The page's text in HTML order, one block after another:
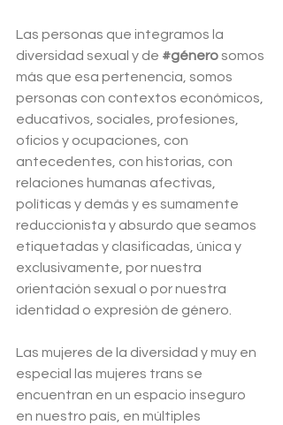
Las personas que integramos la
diversidad sexual y de #género somos
más que esa pertenencia, somos
personas con contextos económicos,
educativos, sociales, profesiones,
oficios y ocupaciones, con
antecedentes, con historias, con
relaciones humanas afectivas,
políticas y demás y es sumamente
reduccionista y absurdo que seamos
etiquetadas y clasificadas, única y
exclusivamente, por nuestra
orientación sexual o por nuestra
identidad o expresión de género.
Las mujeres de la diversidad y muy en
especial las mujeres trans se
encuentran en un espacio inseguro
en nuestro país, en múltiples